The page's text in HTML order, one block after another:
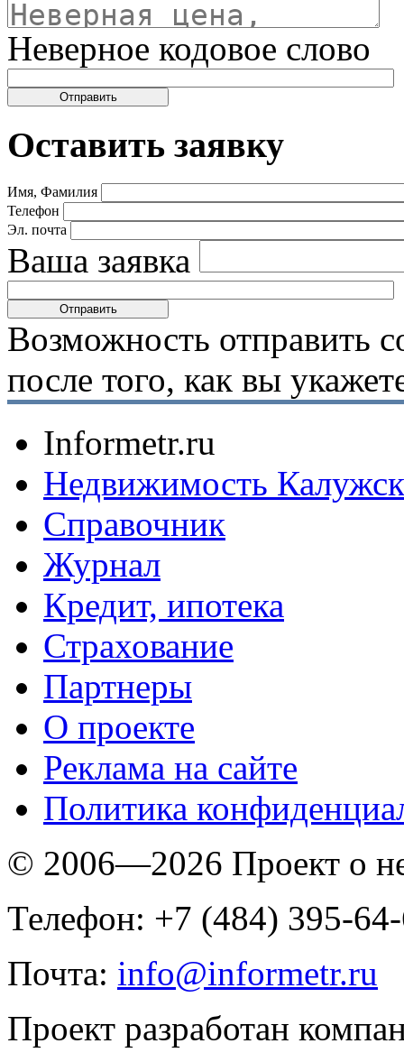
Неверное кодовое слово
Оставить заявку
Имя, Фамилия
Телефон
Эл. почта
Ваша заявка
Возможность отправить
после того, как вы
Informetr.ru
Недвижимость
Справочник
Журнал
Кредит, ипотека
Страхование
Партнеры
O проекте
Реклама на сайте
Политика
© 2006—2026 Проект о
Телефон: +7 (484) 395-
Почта: info@informetr.ru
Проект разработан